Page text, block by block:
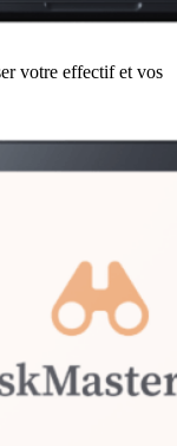
votre effectif et vos